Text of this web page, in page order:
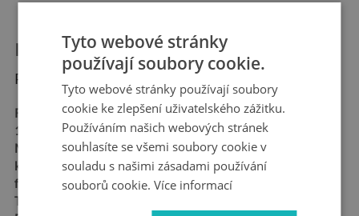
Informace o produktu:
Rozměry produktu:
Rozměry:90x70 cm,
120x93 cm, 148x115 cm
Materiál:Samolepicí
kanálková fólie - "Bubble
free"
Tloušťka:
Tyto webové stránky
používají soubory cookie.
Tyto webové stránky používají soubory
cookie ke zlepšení uživatelského zážitku.
Používáním našich webových stránek
souhlasíte se všemi soubory cookie v
souladu s našimi zásadami používání
souborů cookie.Více informací